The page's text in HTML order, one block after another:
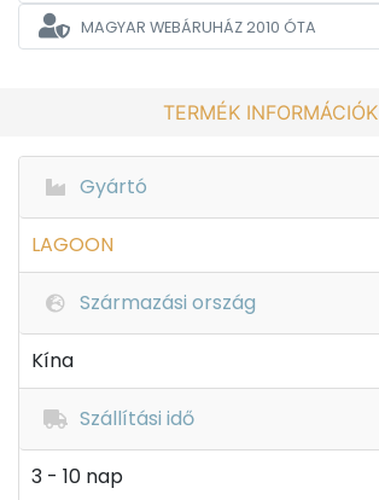
MAGYAR WEBÁRUHÁZ2010 ÓTA
TERMÉK INFORMÁCIÓK
Gyártó
LAGOON
Származási ország
Kína
Szállítási idő
3 - 10 nap